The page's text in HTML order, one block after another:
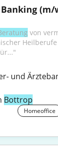
(m/
von
und
Bottrop
Homeoffice